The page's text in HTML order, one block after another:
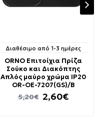
Διαθέσιμο από 1-3 ημέρες
ORNO Επιτοίχια Πρίζα
Σούκο και Διακόπτης
Απλός μαύρο χρώμα IP20
OR-OE-7207(GS)/B
2,60€
5,20€